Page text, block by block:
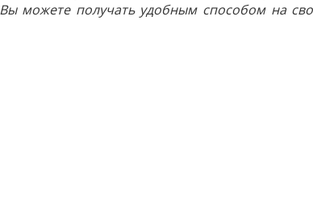
можете получать удобным способом на